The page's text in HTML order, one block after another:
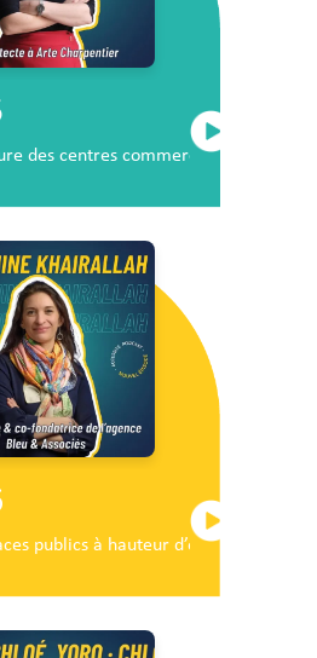
des centres commerciaux de demain
publics à hauteur d’enfants